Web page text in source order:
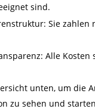
sind.
Sie
Alle
unten, um die
zu sehen und